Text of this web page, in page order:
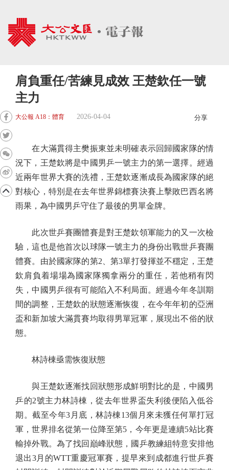
肩負重任/苦練見成效 王楚欽任一號
主力
大公報 A18：體育 2026-04-04 分享
在大滿貫得主樊振東並未明確表示回歸國家隊的情
況下，王楚欽將是中國男乒一號主力的第一選擇。經過
近兩年世界大賽的洗禮，王楚欽逐漸成長為國家隊的絕
對核心，特別是在去年世界錦標賽決賽上擊敗巴西名將
雨果，為中國男乒守住了最後的男單金牌。
此次世乒賽團體賽是對王楚欽領軍能力的又一次檢
驗，這也是他首次以球隊一號主力的身份出戰世乒賽團
體賽。由於國家隊的第2、第3單打發揮並不穩定，王楚
欽肩負着場場為國家隊獨拿兩分的重任，若他稍有閃
失，中國男乒很有可能陷入不利局面。經過今年冬訓期
間的調整，王楚欽的狀態逐漸恢復，在今年年初的亞洲
盃和新加坡大滿貫賽均取得男單冠軍，展現出不俗的狀
態。
林詩棟亟需恢復狀態
與王楚欽逐漸找回狀態形成鮮明對比的是，中國男
乒的2號主力林詩棟，從去年世界盃失利後便陷入低谷
期。截至今年3月底，林詩棟13個月來未獲任何單打冠
軍，世界排名從第一位降至第5，今年更是連續5站比賽
輸掉外戰。為了找回巔峰狀態，國乒教練組特意安排他
退出3月的WTT重慶冠軍賽，提早來到成都進行世乒賽